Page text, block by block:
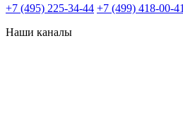
+7 (495) 225-34-44 +7 (499) 418-00-41
Наши каналы